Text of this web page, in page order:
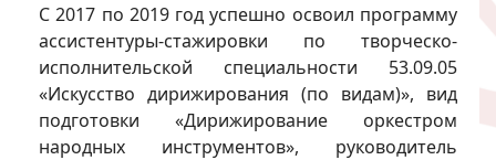
С 2017 по 2019 год успешно освоил программу
ассистентуры-стажировки по творческо-
исполнительской специальности 53.09.05
«Искусство дирижирования (по видам)», вид
подготовки «Дирижирование оркестром
народных инструментов», руководитель